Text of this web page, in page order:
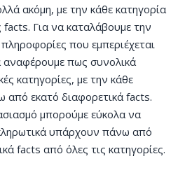
ακόμη, με την κάθε κατηγορία
facts. Για να καταλάβουμε την
που εμπεριέχεται
αναφέρουμε πως συνολικά
κατηγορίες, με την κάθε
από εκατό διαφορετικά facts.
μπορούμε εύκολα να
υπάρχουν πάνω από
facts από όλες τις κατηγορίες.